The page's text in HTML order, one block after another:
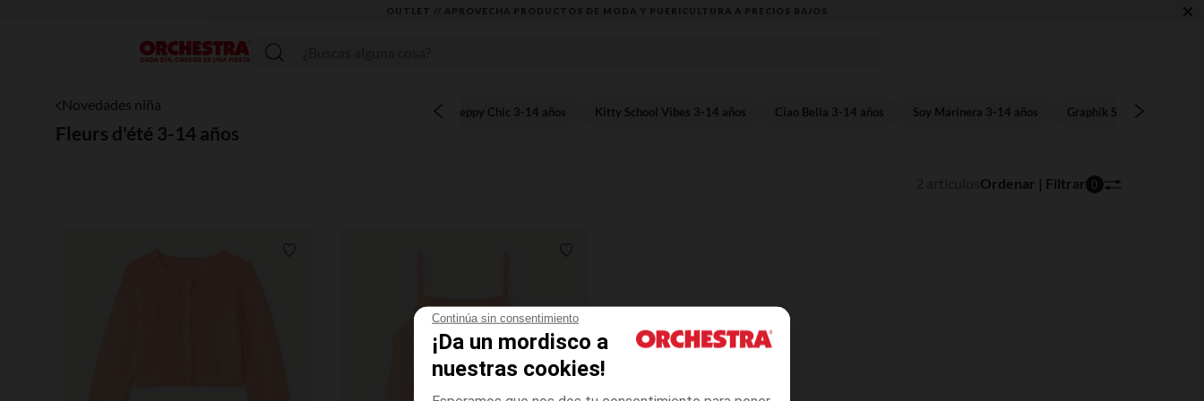
Continúa sin consentimiento
¡Da un mordisco a
nuestras cookies!
OUTLET // APROVECHA PRODUCTOS DE MODA Y PUERICULTURA A PRECIOS BAJOS ×
Menú
Novedades niña
Fleurs d'été 3-14 años
Preppy Chic 3-14 años Kitty School Vibes 3-14 años Ciao Bella 3-14 años Soy Marinera 3-14 años Graphik Stitch 3-14 años
Ordenar | Filtrar 0